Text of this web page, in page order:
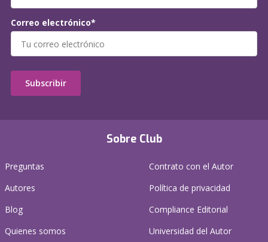
Sobre Club
Preguntas
Autores
Blog
Quienes somos
Contrato con el Autor
Política de privacidad
Compliance Editorial
Universidad del Autor
Correo electrónico*
Subscribir